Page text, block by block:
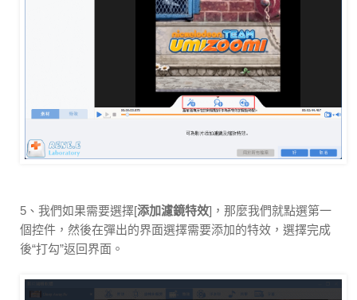
5、我們如果需要選擇[添加濾鏡特效]，那麼我們就點選第一
個控件，然後在彈出的界面選擇需要添加的特效，選擇完成
後“打勾”返回界面。